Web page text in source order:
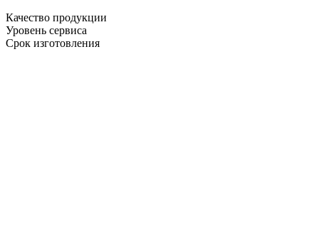
Качество продукции
Уровень сервиса
Срок изготовления